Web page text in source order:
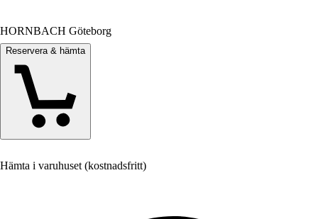
HORNBACH Göteborg
Reservera & hämta
Hämta i varuhuset (kostnadsfritt)